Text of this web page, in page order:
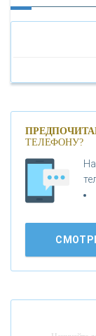
«БАНК
«БАНК
ТЕЛЕФОНУ?